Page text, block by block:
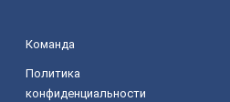
Команда
Политика
конфиденциальности